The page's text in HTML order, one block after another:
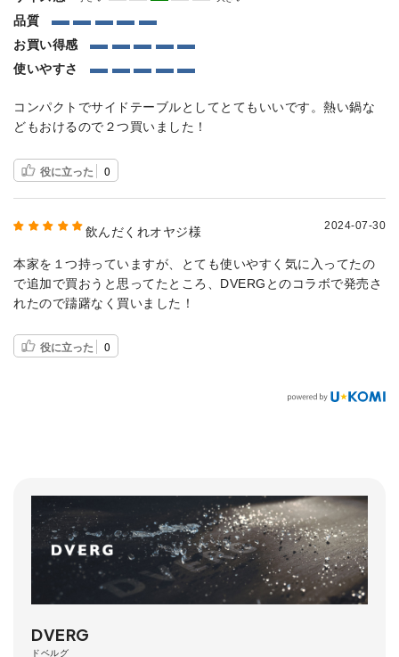
品質
お買い得感
使いやすさ
コンパクトでサイドテーブルとしてとてもいいです。熱い鍋な
どもおけるので２つ買いました！
役に立った 0
飲んだくれオヤジ様 2024-07-30
本家を１つ持っていますが、とても使いやすく気に入ってたの
で追加で買おうと思ってたところ、DVERGとのコラボで発売さ
れたので躊躇なく買いました！
役に立った 0
DVERG
ドベルグ